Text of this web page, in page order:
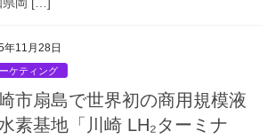
年11月28日
ケティング
市扇島で世界初の商用規模液
素基地「川崎 LH₂ターミナ